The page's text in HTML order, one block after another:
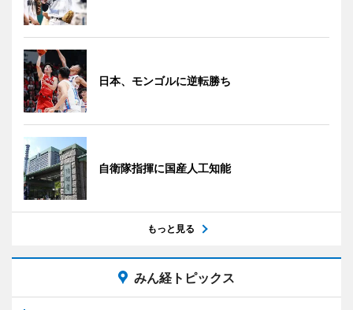
日本、モンゴルに逆転勝ち
自衛隊指揮に国産人工知能
もっと見る
みん経トピックス